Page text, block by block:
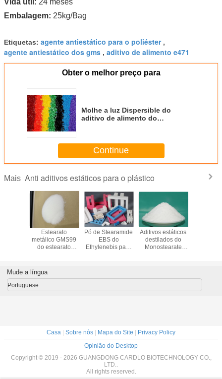
Embalagem: 25kg/Bag
Etiquetas: agente antiestático para o poliéster,
agente antiestático dos gms , aditivo de alimento e471
Obter o melhor preço para
Molhe a luz Dispersible do
aditivo de alimento do
Continue
Mais Anti aditivos estáticos para o plástico
Estearato
metálico GMS99
do estearato
Pó de Stearamide
EBS do
Ethylenebis para
ESTIMAÇÃO do
Aditivos estáticos
destilados do
Monostearate
Mude a língua
Portuguese
Casa | Sobre nós | Mapa do Site | Privacy Policy
Opinião do Desktop
Copyright © 2019 - 2026 GUANGDONG CARDLO BIOTECHNOLOGY CO.,
LTD..
All rights reserved.